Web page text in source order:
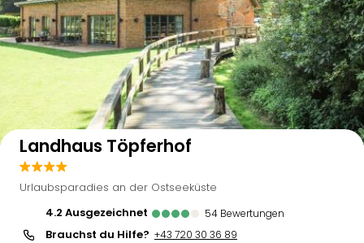
Auf der Karte anzeigen
Landhaus Töpferhof
Urlaubsparadies an der Ostseeküste
4.2
ausgezeichnet 54 Bewertungen
Brauchst du Hilfe? +43 720 30 36 89